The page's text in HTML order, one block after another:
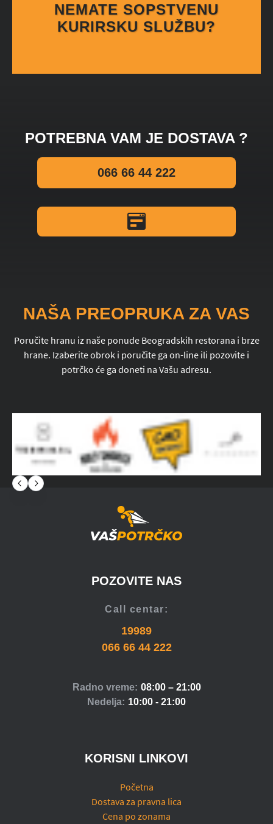
NEMATE SOPSTVENU
KURIRSKU SLUŽBU?
POTREBNA VAM JE DOSTAVA ?
066 66 44 222
NAŠA PREOPRUKA ZA VAS
Poručite hranu iz naše ponude Beogradskih restorana i brze
hrane. Izaberite obrok i poručite ga on-line ili pozovite i
potrčko će ga doneti na Vašu adresu.
POZOVITE NAS
Call centar:
19989
066 66 44 222
Radno vreme: 08:00 – 21:00
Nedelja: 10:00 - 21:00
KORISNI LINKOVI
Početna
Dostava za pravna lica
Cena po zonama